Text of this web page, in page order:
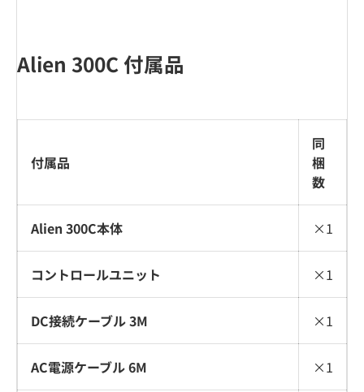
Alien 300C 付属品
付属品
同
梱
数
Alien 300C本体 ×1
コントロールユニット ×1
DC接続ケーブル 3M ×1
AC電源ケーブル 6M ×1